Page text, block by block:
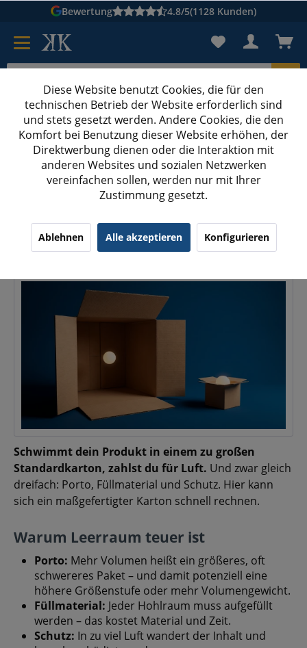
Bewertung 4.8/5(1128 Kunden)
Karton suchen
Kartons bedruckenKartons nach Maß
Maßanfertigung: wann sich der Sonderkarton wirklich lohnt
Maßanfertigung: wann sich der
Sonderkarton wirklich lohnt
01.07.26 00:36 0 Kommentare
Schwimmt dein Produkt in einem zu großen
Standardkarton, zahlst du für Luft. Und zwar gleich
dreifach: Porto, Füllmaterial und Schutz. Hier kann
sich ein maßgefertigter Karton schnell rechnen.
Warum Leerraum teuer ist
Porto: Mehr Volumen heißt ein größeres, oft
schwereres Paket – und damit potenziell eine
höhere Größenstufe oder mehr Volumengewicht.
Füllmaterial: Jeder Hohlraum muss aufgefüllt
werden – das kostet Material und Zeit.
Schutz: In zu viel Luft wandert der Inhalt und
Diese Website benutzt Cookies, die für den
technischen Betrieb der Website erforderlich sind
und stets gesetzt werden. Andere Cookies, die den
Komfort bei Benutzung dieser Website erhöhen, der
Direktwerbung dienen oder die Interaktion mit
anderen Websites und sozialen Netzwerken
vereinfachen sollen, werden nur mit Ihrer
Zustimmung gesetzt.
Ablehnen Alle akzeptieren Konfigurieren